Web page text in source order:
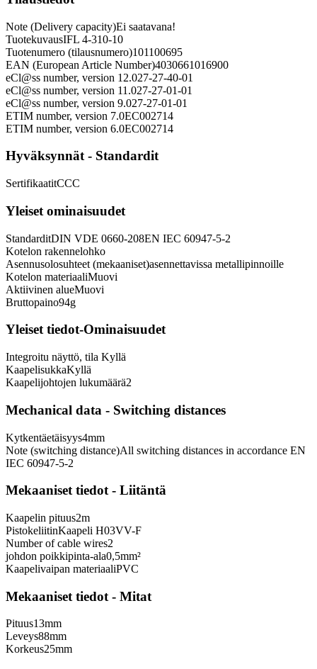
Note (Delivery capacity)Ei saatavana!
TuotekuvausIFL 4-310-10
Tuotenumero (tilausnumero)101100695
EAN (European Article Number)4030661016900
eCl@ss number, version 12.027-27-40-01
eCl@ss number, version 11.027-27-01-01
eCl@ss number, version 9.027-27-01-01
ETIM number, version 7.0EC002714
ETIM number, version 6.0EC002714
Hyväksynnät - Standardit
SertifikaatitCCC
Yleiset ominaisuudet
StandarditDIN VDE 0660-208EN IEC 60947-5-2
Kotelon rakennelohko
Asennusolosuhteet (mekaaniset)asennettavissa metallipinnoille
Kotelon materiaaliMuovi
Aktiivinen alueMuovi
Bruttopaino94g
Yleiset tiedot-Ominaisuudet
Integroitu näyttö, tila Kyllä
KaapelisukkaKyllä
Kaapelijohtojen lukumäärä2
Mechanical data - Switching distances
Kytkentäetäisyys4mm
Note (switching distance)All switching distances in accordance EN
IEC 60947-5-2
Mekaaniset tiedot - Liitäntä
Kaapelin pituus2m
PistokeliitinKaapeli H03VV-F
Number of cable wires2
johdon poikkipinta-ala0,5mm²
Kaapelivaipan materiaaliPVC
Mekaaniset tiedot - Mitat
Pituus13mm
Leveys88mm
Korkeus25mm